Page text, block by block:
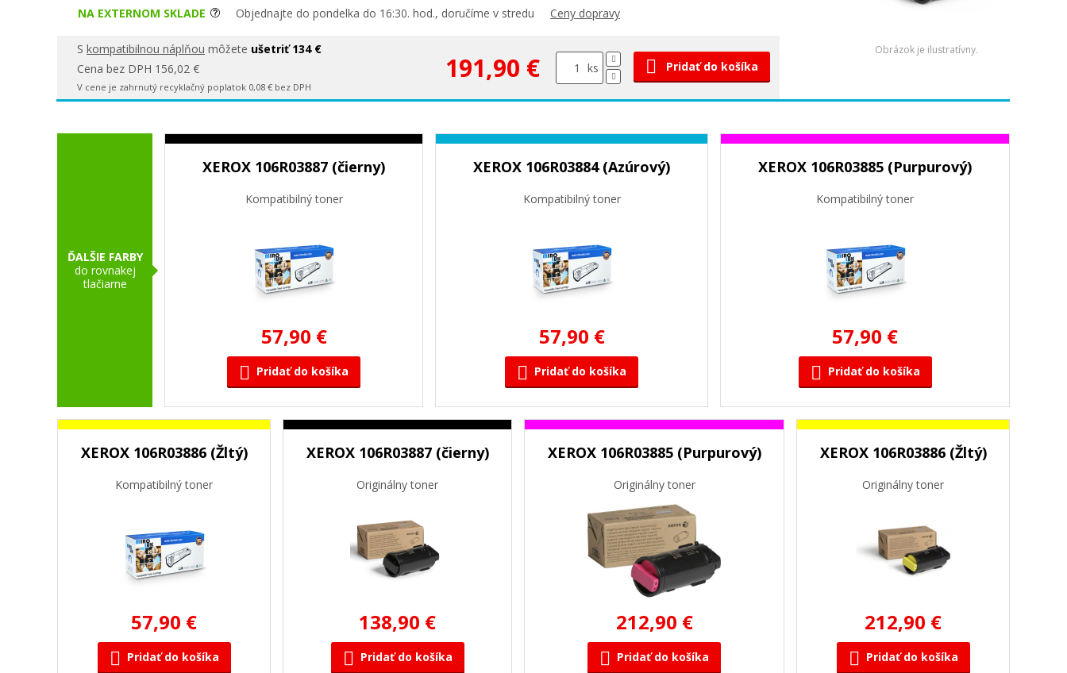
NA EXTERNOM SKLADE Objednajte do pondelka do 16:30. hod., doručíme v stredu Ceny dopravy
S kompatibilnou náplňou môžete ušetriť 134 €
Cena bez DPH 156,02 €
V cene je zahrnutý recyklačný poplatok 0,08 € bez DPH
191,90 € ks Pridať do košíka
Obrázok je ilustratívny.
ĎALŠIE FARBY
do rovnakej
tlačiarne
XEROX 106R03887 (čierny)
Kompatibilný toner
57,90 €
Pridať do košíka
XEROX 106R03884 (Azúrový)
Kompatibilný toner
57,90 €
Pridať do košíka
XEROX 106R03885 (Purpurový)
Kompatibilný toner
57,90 €
Pridať do košíka
XEROX 106R03886 (Žltý)
Kompatibilný toner
57,90 €
Pridať do košíka
XEROX 106R03887 (čierny)
Originálny toner
138,90 €
Pridať do košíka
XEROX 106R03885 (Purpurový)
Originálny toner
212,90 €
Pridať do košíka
XEROX 106R03886 (Žltý)
Originálny toner
212,90 €
Pridať do košíka